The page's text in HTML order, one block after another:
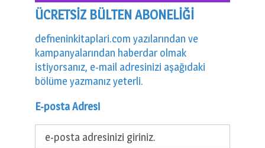
ÜCRETSİZ BÜLTEN ABONELİĞİ
defneninkitaplari.com yazılarından ve
kampanyalarından haberdar olmak
istiyorsanız, e-mail adresinizi aşağıdaki
bölüme yazmanız yeterli.
E-posta Adresi